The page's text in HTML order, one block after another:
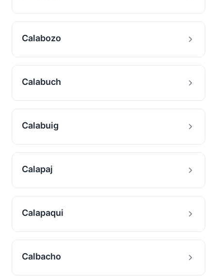
Calabozo
Calabuch
Calabuig
Calapaj
Calapaqui
Calbacho